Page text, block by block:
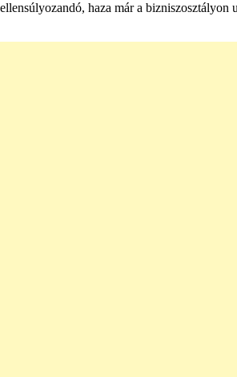
ellensúlyozandó, haza már a bizniszosztályon